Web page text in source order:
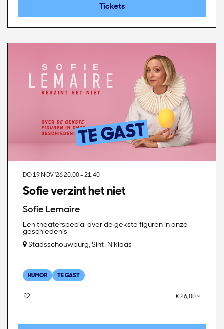
Tickets
Sofie verzint het niet
Sofie Lemaire
DO 19 NOV '2620:00 - 21:40
Een theaterspecial over de gekste figuren in onze
geschiedenis
Stadsschouwburg, Sint-Niklaas
HUMOR TE GAST
€ 26,00